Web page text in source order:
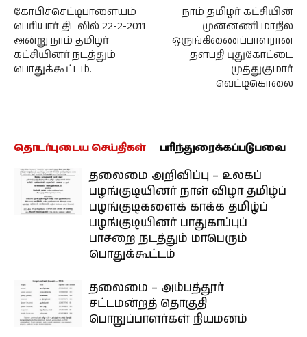
கோபிச்செட்டிபாளையம்
பெரியார் திடலில் 22-2-2011
அன்று நாம் தமிழர்
கட்சியினர் நடத்தும்
பொதுக்கூட்டம்.
நாம் தமிழர் கட்சியின்
முன்னணி மாநில
ஒருங்கிணைப்பாளரான
தளபதி புதுகோட்டை
முத்துகுமார்
வெட்டிகொலை
தொடர்புடைய செய்திகள் பரிந்துரைக்கப்படுபவை
தலைமை அறிவிப்பு – உலகப்
பழங்குடியினர் நாள் விழா தமிழ்ப்
பழங்குடிகளைக் காக்க தமிழ்ப்
பழங்குடியினர் பாதுகாப்புப்
பாசறை நடத்தும் மாபெரும்
பொதுக்கூட்டம்
தலைமை – அம்பத்தூர்
சட்டமன்றத் தொகுதி
பொறுப்பாளர்கள் நியமனம்